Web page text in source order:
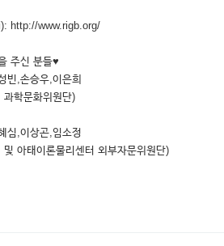
http://www.rigb.org/
주신 분들♥
빈,손승우,이은희
과학문화위원단)
심,이상곤,임소정
및 아태이론물리센터 외부자문위원단)